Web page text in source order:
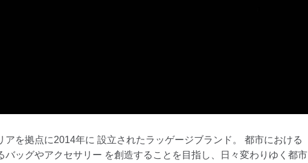
アを拠点に2014年に 設立されたラッゲージブランド。 都市における
バッグやアクセサリー を創造することを目指し、日々変わりゆく都市